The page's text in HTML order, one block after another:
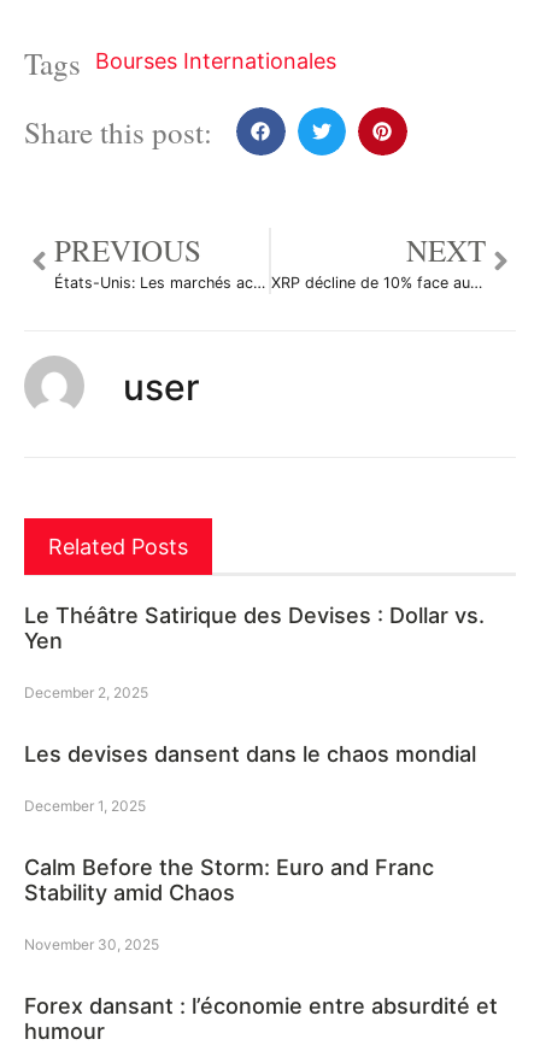
Tags Bourses Internationales
Share this post:
PREVIOUS
États-Unis: Les marchés actions finissent en hausse; l’indice Dow Jones Industrial Average gagne 0,84%
NEXT
XRP décline de 10% face aux craintes des investisseurs
user
Related Posts
Le Théâtre Satirique des Devises : Dollar vs.
Yen
December 2, 2025
Les devises dansent dans le chaos mondial
December 1, 2025
Calm Before the Storm: Euro and Franc
Stability amid Chaos
November 30, 2025
Forex dansant : l’économie entre absurdité et
humour